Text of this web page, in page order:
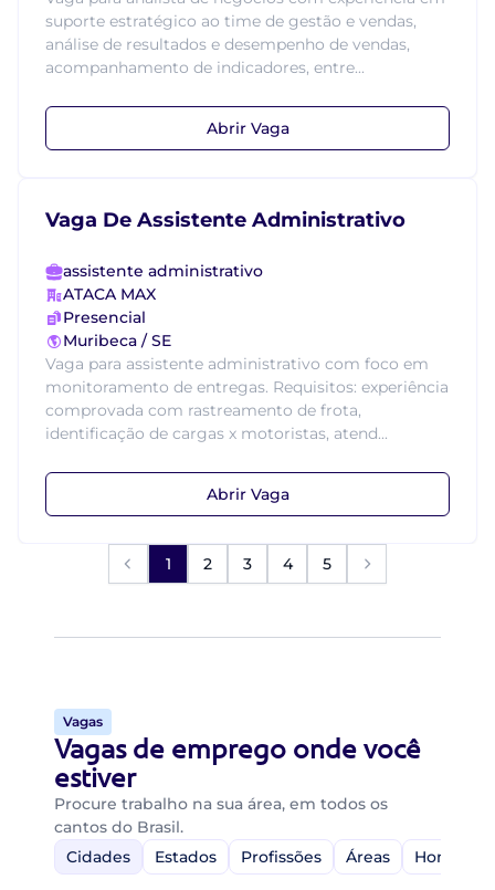
suporte estratégico ao time de gestão e vendas,
análise de resultados e desempenho de vendas,
acompanhamento de indicadores, entre...
Abrir Vaga
Vaga De Assistente Administrativo
assistente administrativo
ATACA MAX
Presencial
Muribeca / SE
Vaga para assistente administrativo com foco em
monitoramento de entregas. Requisitos: experiência
comprovada com rastreamento de frota,
identificação de cargas x motoristas, atend...
Abrir Vaga
1 2 3 4 5
Vagas
Vagas de emprego onde você
estiver
Procure trabalho na sua área, em todos os
cantos do Brasil.
Cidades
Estados Profissões Áreas Home-